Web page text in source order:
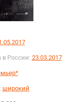
России: 23.03.2017
широкий